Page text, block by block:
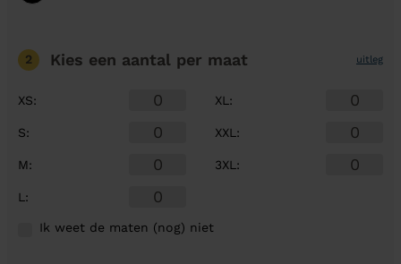
2 Kies een aantal per maat uitleg
XS:
S:
M:
L :
XL :
XXL :
3XL :
Ik weet de maten (nog) niet